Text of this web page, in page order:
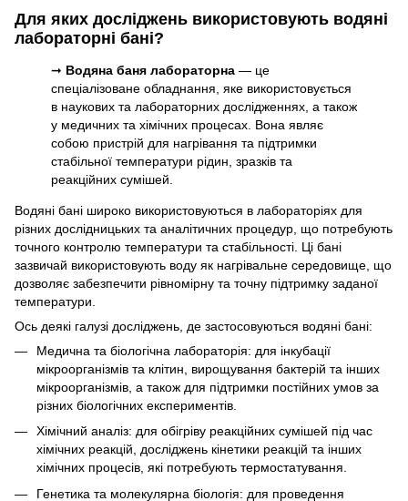
Для яких досліджень використовують водяні
лабораторні бані?
➞ Водяна баня лабораторна — це
спеціалізоване обладнання, яке використовується
в наукових та лабораторних дослідженнях, а також
у медичних та хімічних процесах. Вона являє
собою пристрій для нагрівання та підтримки
стабільної температури рідин, зразків та
реакційних сумішей.
Водяні бані широко використовуються в лабораторіях для
різних дослідницьких та аналітичних процедур, що потребують
точного контролю температури та стабільності. Ці бані
зазвичай використовують воду як нагрівальне середовище, що
дозволяє забезпечити рівномірну та точну підтримку заданої
температури.
Ось деякі галузі досліджень, де застосовуються водяні бані:
Медична та біологічна лабораторія: для інкубації
мікроорганізмів та клітин, вирощування бактерій та інших
мікроорганізмів, а також для підтримки постійних умов за
різних біологічних експериментів.
Хімічний аналіз: для обігріву реакційних сумішей під час
хімічних реакцій, досліджень кінетики реакцій та інших
хімічних процесів, які потребують термостатування.
Генетика та молекулярна біологія: для проведення